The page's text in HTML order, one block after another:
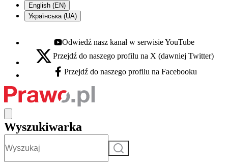
English (EN)
Українська (UA)
Youtube - otwiera się w nowej karcie
Odwiedź nasz kanał w serwisie YouTube
X - otwiera się w nowej karcie
Przejdź do naszego profilu na X (dawniej Twitter)
Facebook - otwiera się w nowej karcie
Przejdź do naszego profilu na Facebooku
Wyszukiwarka
Szukaj